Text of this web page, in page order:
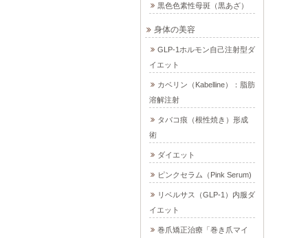
黒色色素性母斑（黒あざ）
身体の美容
GLP-1ホルモン自己注射型ダ
イエット
カベリン（Kabelline）：脂肪
溶解注射
タバコ痕（根性焼き）形成
術
ダイエット
ピンクセラム（Pink Serum)
リベルサス（GLP-1）内服ダ
イエット
巻爪矯正治療「巻き爪マイ